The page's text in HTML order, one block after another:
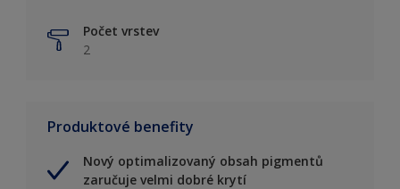
Počet vrstev
2
Produktové benefity
Nový optimalizovaný obsah pigmentů
zaručuje velmi dobré krytí